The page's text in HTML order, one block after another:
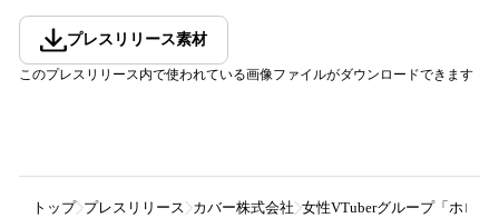
プレスリリース素材
このプレスリリース内で使われている画像ファイルがダウンロードできます
トップ プレスリリース カバー株式会社 女性VTuberグループ「ホロ